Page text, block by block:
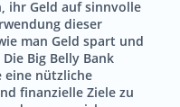
ihr Geld auf sinnvolle
dieser
man Geld spart und
Big Belly Bank
eine nützliche
finanzielle Ziele zu